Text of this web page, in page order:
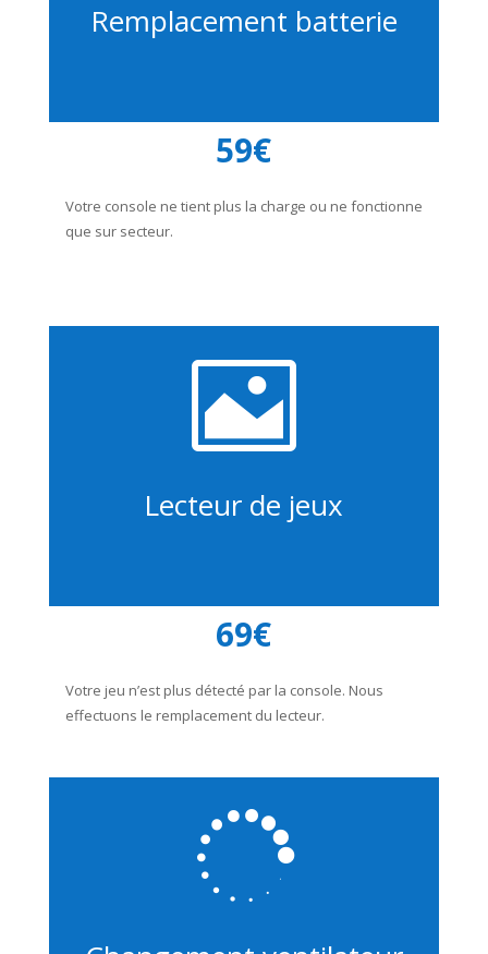
Remplacement batterie
59€
Votre console ne tient plus la charge ou ne fonctionne
que sur secteur.

Lecteur de jeux
69€
Votre jeu n’est plus détecté par la console. Nous
effectuons le remplacement du lecteur.
